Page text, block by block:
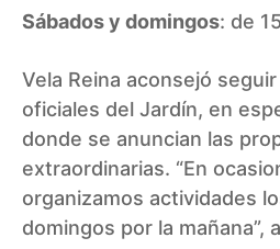
Sábados y domingos: de
Vela Reina aconsejó
oficiales del Jardín, en
donde se anuncian las
extraordinarias. “En
organizamos actividades
domingos por la mañana”,